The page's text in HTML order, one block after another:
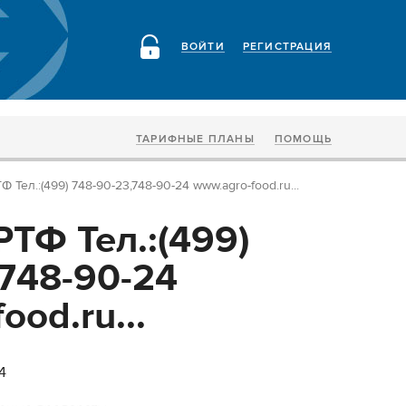
РЕГИСТРАЦИЯ
ВОЙТИ
ТАРИФНЫЕ ПЛАНЫ ПОМОЩЬ
Тел.:(499) 748-90-23,748-90-24 www.agro-food.ru...
Тел.:(499)
90-24